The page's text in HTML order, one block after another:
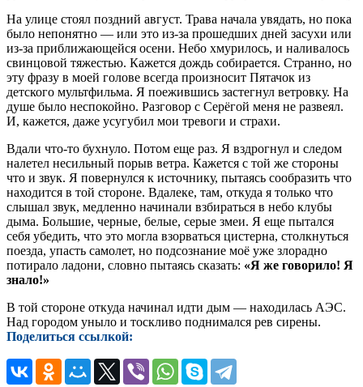
На улице стоял поздний август. Трава начала увядать, но пока
было непонятно — или это из-за прошедших дней засухи или
из-за приближающейся осени. Небо хмурилось, и наливалось
свинцовой тяжестью. Кажется дождь собирается. Странно, но
эту фразу в моей голове всегда произносит Пятачок из
детского мультфильма. Я поежившись застегнул ветровку. На
душе было неспокойно. Разговор с Серёгой меня не развеял.
И, кажется, даже усугубил мои тревоги и страхи.
Вдали что-то бухнуло. Потом еще раз. Я вздрогнул и следом
налетел несильный порыв ветра. Кажется с той же стороны
что и звук. Я повернулся к источнику, пытаясь сообразить что
находится в той стороне. Вдалеке, там, откуда я только что
слышал звук, медленно начинали взбираться в небо клубы
дыма. Большие, черные, белые, серые змеи. Я еще пытался
себя убедить, что это могла взорваться цистерна, столкнуться
поезда, упасть самолет, но подсознание моё уже злорадно
потирало ладони, словно пытаясь сказать: «Я же говорило! Я
знало!»
В той стороне откуда начинал идти дым — находилась АЭС.
Над городом уныло и тоскливо поднимался рев сирены.
Поделиться ссылкой: